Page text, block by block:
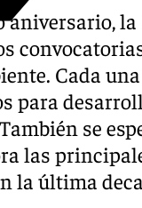
aniversario,
Cada
para
se
las
la última